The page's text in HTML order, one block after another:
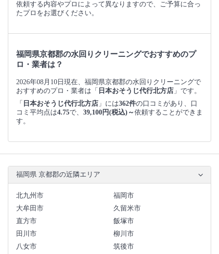
依頼する内容やプロによって異なりますので、ご予算に合っ
たプロをお選びください。
福岡県京都郡の水回りクリーニングでおすすめのプ
ロ・業者は？
2026年08月10日現在、福岡県京都郡の水回りクリーニングで
おすすめのプロ・業者は「 日本おそうじ代行北方店 」です。
「 日本おそうじ代行北方店 」には362件の口コミがあり、口
コミ平均点は4.75で、 39,100円(税込)～依頼することができま
す。
福岡県 京都郡の近隣エリア
北九州市
福岡市
大牟田市
久留米市
直方市
飯塚市
田川市
柳川市
八女市
筑後市